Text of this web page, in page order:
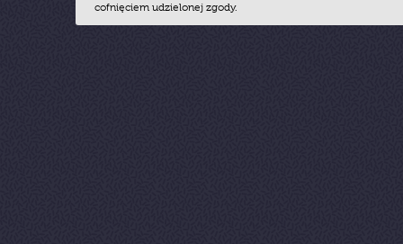
cofnięciem udzielonej zgody.